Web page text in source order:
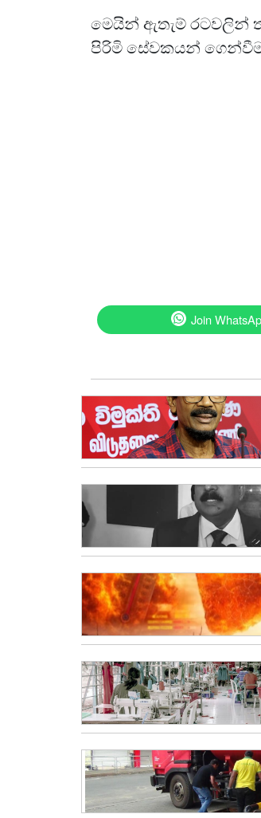
මෙයින් ඇතැම් රටවලින්
පිරිමි සේවකයන්
Join